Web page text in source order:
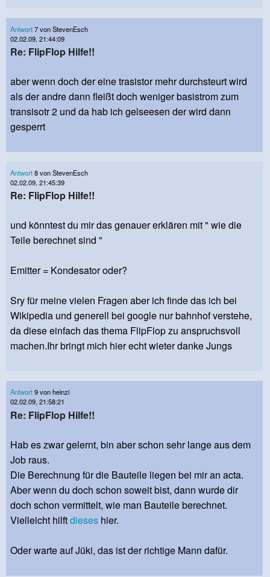
Antwort7 von StevenEsch
02.02.09, 21:44:09
Re: FlipFlop Hilfe!!
aber wenn doch der eine trasistor mehr durchsteurt wird
als der andre dann fleißt doch weniger basistrom zum
transisotr 2 und da hab ich gelseesen der wird dann
gesperrt
Antwort8 von StevenEsch
02.02.09, 21:45:39
Re: FlipFlop Hilfe!!
und könntest du mir das genauer erklären mit " wie die
Teile berechnet sind "
Emitter = Kondesator oder?
Sry für meine vielen Fragen aber ich finde das ich bei
Wikipedia und generell bei google nur bahnhof verstehe,
da diese einfach das thema FlipFlop zu anspruchsvoll
machen.Ihr bringt mich hier echt wieter danke Jungs
Antwort9 von heinzi
02.02.09, 21:58:21
Re: FlipFlop Hilfe!!
Hab es zwar gelernt, bin aber schon sehr lange aus dem
Job raus.
Die Berechnung für die Bauteile liegen bei mir an acta.
Aber wenn du doch schon soweit bist, dann wurde dir
doch schon vermittelt, wie man Bauteile berechnet.
Vielleicht hilftdieses hier.
Oder warte auf Jüki, das ist der richtige Mann dafür.